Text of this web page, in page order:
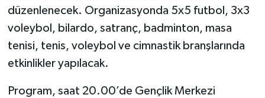
düzenlenecek. Organizasyonda 5x5 futbol, 3x3
voleybol, bilardo, satranç, badminton, masa
tenisi, tenis, voleybol ve cimnastik branşlarında
etkinlikler yapılacak.
Program, saat 20.00’de Gençlik Merkezi